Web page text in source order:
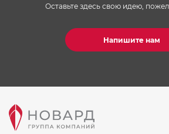
Оставьте здесь свою идею,
Напишите нам